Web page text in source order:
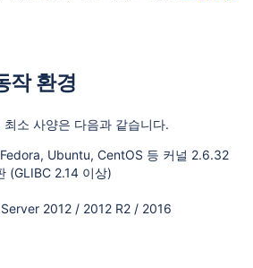
작 환경
소 사양은 다음과 같습니다.
Ubuntu, CentOS 등 커널 2.6.32
(GLIBC 2.14 이상)
2012 / 2012 R2 / 2016